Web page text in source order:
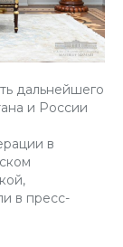
дальнейшего
и России
в
в пресс-